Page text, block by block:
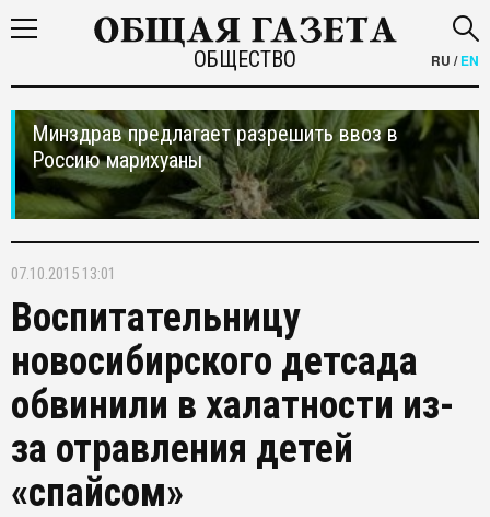
ОБЩЕСТВО RU /EN
Минздрав предлагает разрешить ввоз в
Россию марихуаны
07.10.2015 13:01
Воспитательницу
новосибирского детсада
обвинили в халатности из-
за отравления детей
«спайсом»